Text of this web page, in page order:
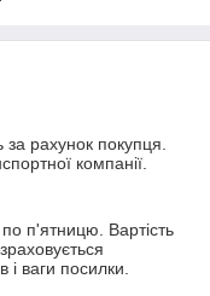
рахунок покупця.
компанії.
по п'ятницю. Вартість
і ваги посилки.